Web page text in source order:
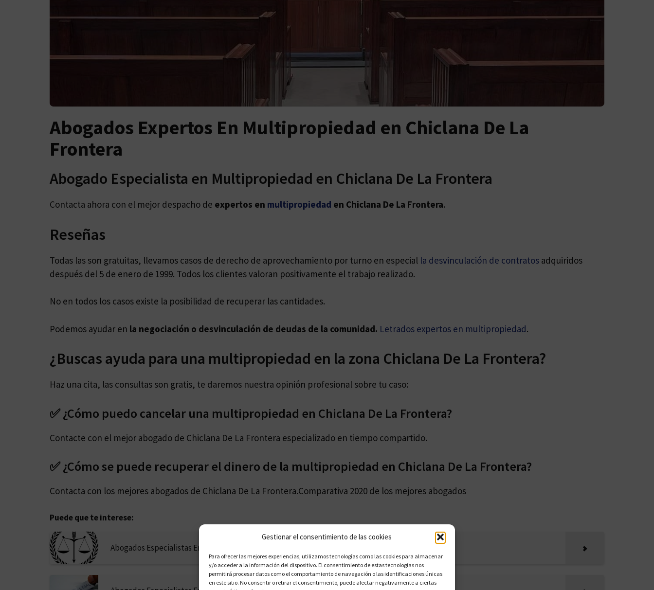
Gestionar el consentimiento de las cookies
Para ofrecer las mejores experiencias, utilizamos tecnologías como las cookies para almacenar
y/o acceder a la información del dispositivo. El consentimiento de estas tecnologías nos
permitirá procesar datos como el comportamiento de navegación o las identificaciones únicas
en este sitio. No consentir o retirar el consentimiento, puede afectar negativamente a ciertas
Abogados Expertos En Multipropiedad en Chiclana De La
Frontera
Abogado Especialista en Multipropiedad en Chiclana De La Frontera
Contacta ahora con el mejor despacho de expertos en multipropiedad en Chiclana De La Frontera.
Reseñas
Todas las son gratuitas, llevamos casos de derecho de aprovechamiento por turno en especial la desvinculación de contratos adquiridos
después del 5 de enero de 1999. Todos los clientes valoran positivamente el trabajo realizado.
No en todos los casos existe la posibilidad de recuperar las cantidades.
Podemos ayudar en la negociación o desvinculación de deudas de la comunidad. Letrados expertos en multipropiedad.
¿Buscas ayuda para una multipropiedad en la zona Chiclana De La Frontera?
Haz una cita, las consultas son gratis, te daremos nuestra opinión profesional sobre tu caso:
✅ ¿Cómo puedo cancelar una multipropiedad en Chiclana De La Frontera?
Contacte con el mejor abogado de Chiclana De La Frontera especializado en tiempo compartido.
✅ ¿Cómo se puede recuperar el dinero de la multipropiedad en Chiclana De La Frontera?
Contacta con los mejores abogados de Chiclana De La Frontera.Comparativa 2020 de los mejores abogados
Puede que te interese:
Abogados Especialistas En Multipropiedad en Collado Villalba